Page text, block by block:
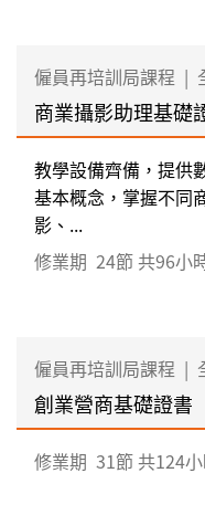
僱員再培訓局課程 |
商業攝影助理基礎
教學設備齊備，提供
基本概念，掌握不同
影、...
修業期 24節 共96小
僱員再培訓局課程 |
創業營商基礎證書
修業期 31節 共124